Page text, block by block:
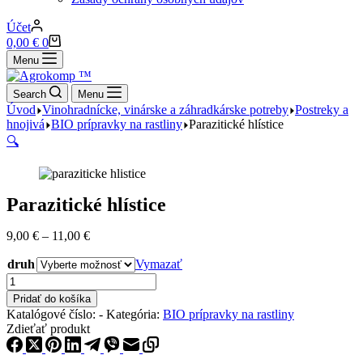
Účet
Nákupný
košík
0,00 € 0
Menu
Search Menu
Úvod Vinohradnícke, vinárske a záhradkárske potreby Postreky a
hnojivá BIO prípravky na rastliny Parazitické hlístice
🔍
Parazitické hlístice
9,00 € – 11,00 €Price
9,00 €
through
11,00 €
druh
Vymazať
množstvo
Parazitické
hlístice
Pridať do košíka
Katalógové číslo: - Kategória: BIO prípravky na rastliny
Zdieťať produkt